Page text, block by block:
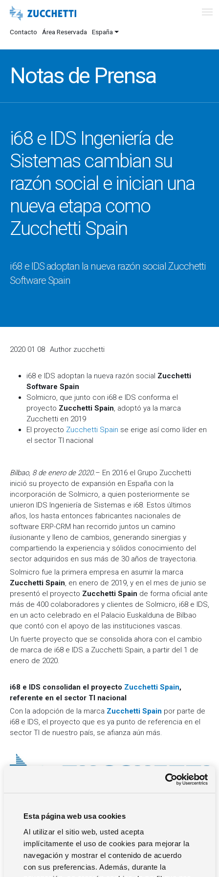
Esta página web usa cookies
Al utilizar el sitio web, usted acepta
implícitamente el uso de cookies para mejorar la
navegación y mostrar el contenido de acuerdo
con sus preferencias. Además, durante la
Contacto Área Reservada España
Notas de Prensa
i68 e IDS Ingeniería de
Sistemas cambian su
razón social e inician una
nueva etapa como
Zucchetti Spain
i68 e IDS adoptan la nueva razón social Zucchetti
Software Spain
2020 01 08 Author zucchetti
i68 e IDS adoptan la nueva razón social Zucchetti
Software Spain
Solmicro, que junto con i68 e IDS conforma el
proyecto Zucchetti Spain, adoptó ya la marca
Zucchetti en 2019
El proyecto Zucchetti Spain se erige así como líder en
el sector TI nacional
Bilbao, 8 de enero de 2020.– En 2016 el Grupo Zucchetti
inició su proyecto de expansión en España con la
incorporación de Solmicro, a quien posteriormente se
unieron IDS Ingeniería de Sistemas e i68. Estos últimos
años, los hasta entonces fabricantes nacionales de
software ERP-CRM han recorrido juntos un camino
ilusionante y lleno de cambios, generando sinergias y
compartiendo la experiencia y sólidos conocimiento del
sector adquiridos en sus más de 30 años de trayectoria.
Solmicro fue la primera empresa en asumir la marca
Zucchetti Spain, en enero de 2019, y en el mes de junio se
presentó el proyecto Zucchetti Spain de forma oficial ante
más de 400 colaboradores y clientes de Solmicro, i68 e IDS,
en un acto celebrado en el Palacio Euskalduna de Bilbao
que contó con el apoyo de las instituciones vascas.
Un fuerte proyecto que se consolida ahora con el cambio
de marca de i68 e IDS a Zucchetti Spain, a partir del 1 de
enero de 2020.
i68 e IDS consolidan el proyecto Zucchetti Spain,
referente en el sector TI nacional
Con la adopción de la marca Zucchetti Spain por parte de
i68 e IDS, el proyecto que es ya punto de referencia en el
sector TI de nuestro país, se afianza aún más.
hoy adoptan i68 e IDS
Zucchetti Spainsuma las capacidades y conocimientos
de cerca de 200 profesionales con una amplia experiencia
y un sólido canal de partners formado por 300
profesionales certificados en todo el territorio nacional.